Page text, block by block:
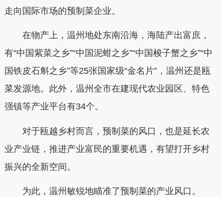
走向国际市场的预制菜企业。
在物产上，温州地处东南沿海，海陆产出富庶，
有“中国紫菜之乡”“中国泥蚶之乡”“中国梭子蟹之乡”“中
国铁皮石斛之乡”等25张国家级“金名片”，温州还是瓯
菜发源地。此外，温州全市在建现代农业园区、特色
强镇等产业平台有34个。
对于瓯越乡村而言，预制菜的风口，也是延长农
业产业链，推进产业富民的重要机遇，有望打开乡村
振兴的全新空间。
为此，温州敏锐地瞄准了预制菜的产业风口。